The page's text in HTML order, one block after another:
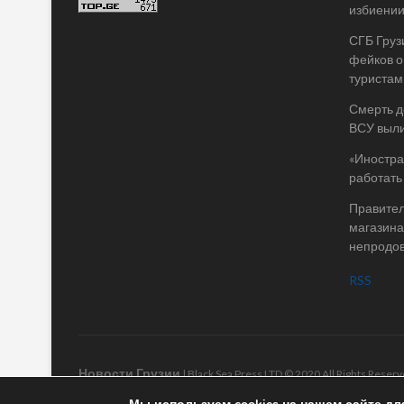
СГБ
фейков
Смерть
ВСУ
RSS
Новости Грузии| Black Sea Press LTD © 2020 All Rights